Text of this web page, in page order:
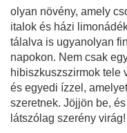
látszólag szerény virág!
Bővebben